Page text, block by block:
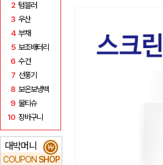
2 텀블러
3 우산
4 부채
5 보조배터리
6 수건
7 선풍기
8 보온보냉백
9 물티슈
10 장바구니
대박머니
COUPON SHOP
₩